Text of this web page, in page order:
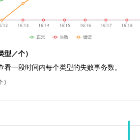
型／个）
看一段时间内每个类型的失败事务数。